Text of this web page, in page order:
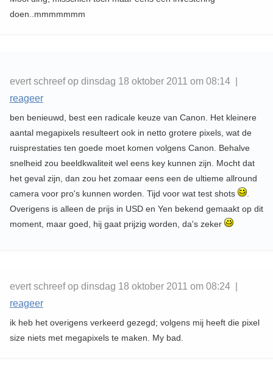
doen..mmmmmmm
evert schreef op dinsdag 18 oktober 2011 om 08:14 |
reageer
ben benieuwd, best een radicale keuze van Canon. Het kleinere
aantal megapixels resulteert ook in netto grotere pixels, wat de
ruisprestaties ten goede moet komen volgens Canon. Behalve
snelheid zou beeldkwaliteit wel eens key kunnen zijn. Mocht dat
het geval zijn, dan zou het zomaar eens een de ultieme allround
camera voor pro's kunnen worden. Tijd voor wat test shots
.
Overigens is alleen de prijs in USD en Yen bekend gemaakt op dit
moment, maar goed, hij gaat prijzig worden, da's zeker
evert schreef op dinsdag 18 oktober 2011 om 08:24 |
reageer
ik heb het overigens verkeerd gezegd; volgens mij heeft die pixel
size niets met megapixels te maken. My bad.